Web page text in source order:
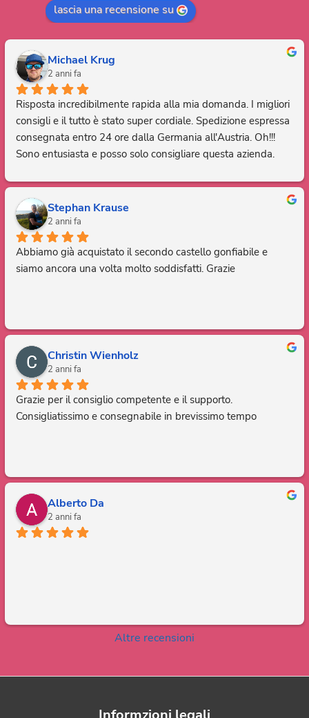
lascia una recensione su
Michael Krug
2 anni fa
Risposta incredibilmente rapida alla mia domanda. I migliori
consigli e il tutto è stato super cordiale. Spedizione espressa
consegnata entro 24 ore dalla Germania all'Austria. Oh!!!
Sono entusiasta e posso solo consigliare questa azienda.
Stephan Krause
2 anni fa
Abbiamo già acquistato il secondo castello gonfiabile e
siamo ancora una volta molto soddisfatti. Grazie
Christin Wienholz
2 anni fa
Grazie per il consiglio competente e il supporto.
Consigliatissimo e consegnabile in brevissimo tempo
Alberto Da
2 anni fa
Altre recensioni